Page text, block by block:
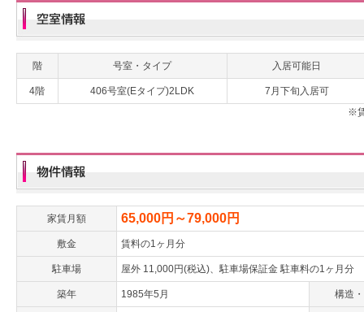
階 号室・タイプ 入居可能日
4階 406号室(Eタイプ)2LDK
7月下旬入居可
※
家賃月額 65,000円～79,000円
敷金 賃料の1ヶ月分
駐車場 屋外 11,000円(税込)、駐車場保証金 駐車料の1ヶ月分
築年 1985年5月 構造